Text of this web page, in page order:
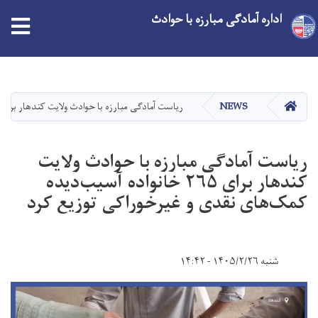
main
content
اداره آمادگی مبارزه با حوادث
HOME
NEWS ریاست آمادگی مبارزه با حوادث ولایت کندهار برای ۲۶۵ خانواده آسیب‌دیده کمک‌های نقدی و غیرخوراکی توزیع
ریاست آمادگی مبارزه با حوادث ولایت
کندهار برای ۲۶۵ خانواده آسیب‌دیده
کمک‌های نقدی و غیرخوراکی توزیع کرد
شنبه ۱۴۰۵/۲/۲۶ - ۱۴:۴۲